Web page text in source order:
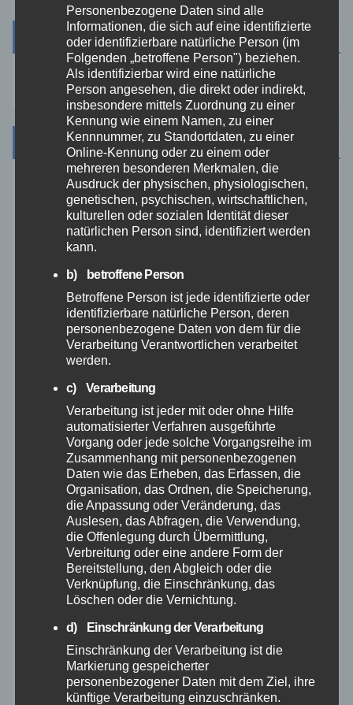
Kategorien
Aktuelles
Allgemein
Altenkirchen
Bundespolizei
Feuerwehr
Mayen-Koblenz
Neuwied
Polizei
Rettungsdienst
Rhein-Lahn
Veranstaltungen
Personenbezogene Daten sind alle
Informationen, die sich auf eine identifizierte
oder identifizierbare natürliche Person (im
Folgenden „betroffene Person") beziehen.
Als identifizierbar wird eine natürliche
Person angesehen, die direkt oder indirekt,
insbesondere mittels Zuordnung zu einer
Kennung wie einem Namen, zu einer
Kennnummer, zu Standortdaten, zu einer
Online-Kennung oder zu einem oder
mehreren besonderen Merkmalen, die
Ausdruck der physischen, physiologischen,
genetischen, psychischen, wirtschaftlichen,
kulturellen oder sozialen Identität dieser
natürlichen Person sind, identifiziert werden
kann.
b) betroffene Person
Betroffene Person ist jede identifizierte oder
identifizierbare natürliche Person, deren
personenbezogene Daten von dem für die
Verarbeitung Verantwortlichen verarbeitet
werden.
c) Verarbeitung
Verarbeitung ist jeder mit oder ohne Hilfe
automatisierter Verfahren ausgeführte
Vorgang oder jede solche Vorgangsreihe im
Zusammenhang mit personenbezogenen
Daten wie das Erheben, das Erfassen, die
Organisation, das Ordnen, die Speicherung,
die Anpassung oder Veränderung, das
Auslesen, das Abfragen, die Verwendung,
die Offenlegung durch Übermittlung,
Verbreitung oder eine andere Form der
Bereitstellung, den Abgleich oder die
Verknüpfung, die Einschränkung, das
Löschen oder die Vernichtung.
d) Einschränkung der Verarbeitung
Einschränkung der Verarbeitung ist die
Markierung gespeicherter
personenbezogener Daten mit dem Ziel, ihre
künftige Verarbeitung einzuschränken.